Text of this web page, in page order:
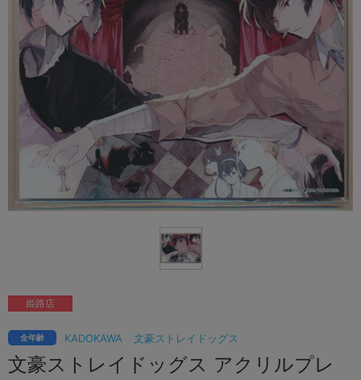
KADOKAWA 文豪ストレイドッグス
全年齢
文豪ストレイドッグス アクリルプレ
姫路店